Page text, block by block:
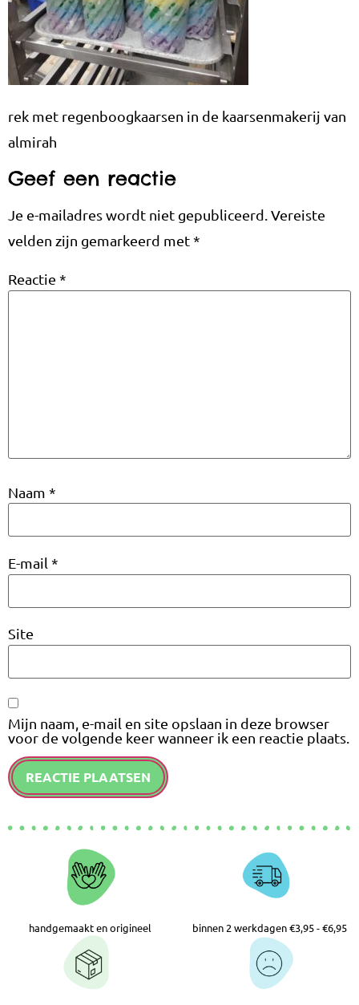
rek met regenboogkaarsen in de kaarsenmakerij van
almirah
Geef een reactie
Je e-mailadres wordt niet gepubliceerd. Vereiste
velden zijn gemarkeerd met*
Reactie *
Naam *
E-mail *
Site
Mijn naam, e-mail en site opslaan in deze browser
voor de volgende keer wanneer ik een reactie plaats.
handgemaakt en origineel binnen 2 werkdagen €3,95 - €6,95